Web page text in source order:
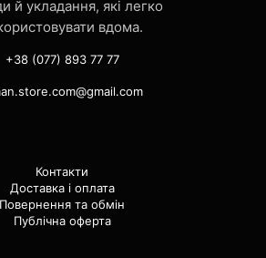
й укладання, які легко
вдома.
+38 (077) 893 77 77
Контакти
Доставка і оплата
Повернення та обмін
Публічна оферта